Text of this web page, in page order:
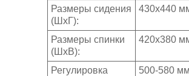
Размеры сидения
(ШхГ):
430x440
Размеры спинки
(ШхВ):
420x380
Регулировка
500-580 мм